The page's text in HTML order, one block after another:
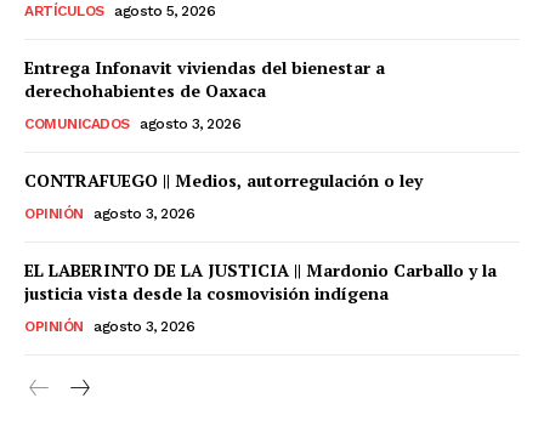
ARTÍCULOS agosto 5, 2026
Entrega Infonavit viviendas del bienestar a
derechohabientes de Oaxaca
COMUNICADOS agosto 3, 2026
CONTRAFUEGO || Medios, autorregulación o ley
OPINIÓN agosto 3, 2026
EL LABERINTO DE LA JUSTICIA || Mardonio Carballo y la
justicia vista desde la cosmovisión indígena
OPINIÓN agosto 3, 2026